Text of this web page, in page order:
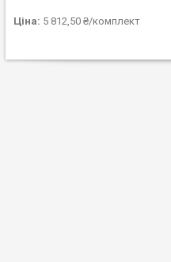
Ціна: 5 812,50 ₴/комплект